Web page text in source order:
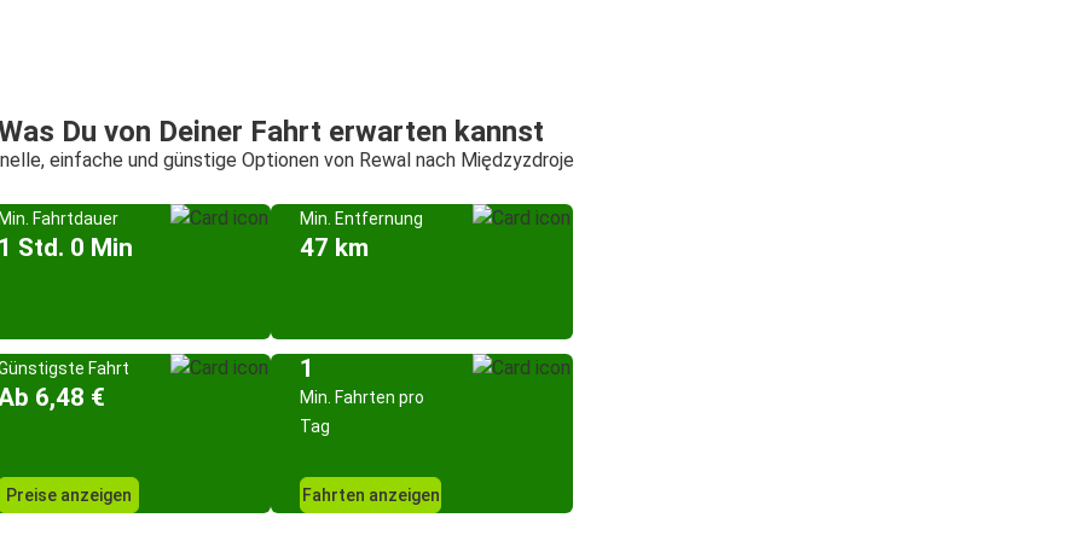
Du von Deiner Fahrt erwarten kannst
einfache und günstige Optionen von Rewal nach Międzyzdroje
Fahrtdauer
Std. 0 Min
Min. Entfernung
47 km
Fahrt
6,48 €
Preise anzeigen
1
Min. Fahrten pro
Tag
Fahrten anzeigen